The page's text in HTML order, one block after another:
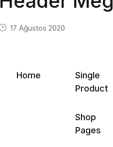
17 Ağustos 2020
Home
Single
Product
Shop
Pages